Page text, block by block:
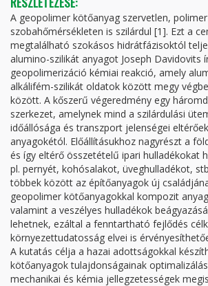
A geopolimer kötőanyag szervetlen,
szobahőmérsékleten is szilárdul [1]. Ezt a
megtalálható szokásos hidrátfázisoktól
alumino-szilikát anyagot Joseph Davidovits
geopolimerizáció kémiai reakció, amely
alkálifém-szilikát oldatok között megy
között. A kőszerű végeredmény egy
szerkezet, amelynek mind a szilárdulási
időállósága és transzport jelenségei
anyagokétól. Előállításukhoz nagyrészt a
és így eltérő összetételű ipari hulladékokat
pl. pernyét, kohósalakot, üveghulladékot,
többek között az építőanyagok új
geopolimer kötőanyagokkal kompozit
valamint a veszélyes hulladékok
lehetnek, ezáltal a fenntartható fejlődés
környezettudatosság elvei is
A kutatás célja a hazai adottságokkal
kötőanyagok tulajdonságainak
mechanikai és kémia jellegzetességek